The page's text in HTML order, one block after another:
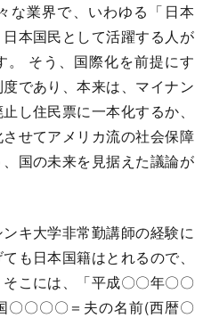
な業界で、いわゆる「日本
本国民として活躍する人が
。 そう、国際化を前提にす
であり、本来は、マイナン
し住民票に一本化するか、
せてアメリカ流の社会保障
国の未来を見据えた議論が
キ大学非常勤講師の経験に
も日本国籍はとれるので、
こには、「平成〇〇年〇〇
〇〇〇〇＝夫の名前(西暦〇